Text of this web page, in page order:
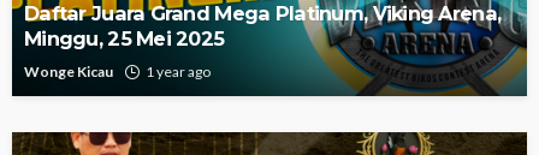
Daftar Juara Grand Mega Platinum, Viking Arena,
Minggu, 25 Mei 2025
Wonge Kicau 1 year ago